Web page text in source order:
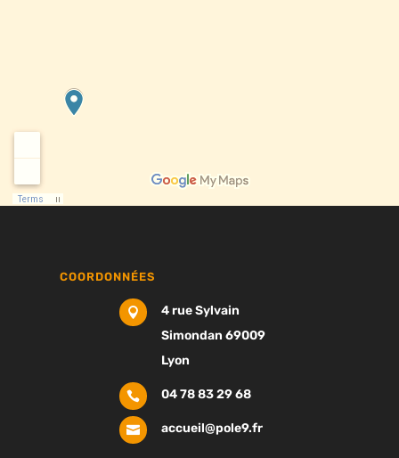
COORDONNÉES

4 rue Sylvain
Simondan 69009
Lyon
 04 78 83 29 68
 accueil@pole9.fr